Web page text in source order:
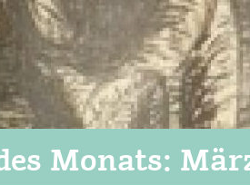
Monats: